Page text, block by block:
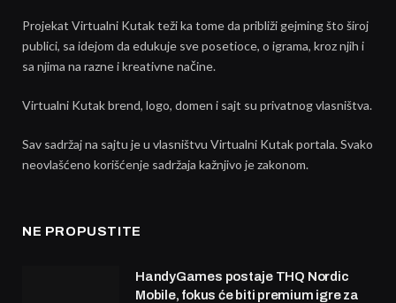
Projekat Virtualni Kutak teži ka tome da približi gejming što široj
publici, sa idejom da edukuje sve posetioce, o igrama, kroz njih i
sa njima na razne i kreativne načine.
Virtualni Kutak brend, logo, domen i sajt su privatnog vlasništva.
Sav sadržaj na sajtu je u vlasništvu Virtualni Kutak portala. Svako
neovlašćeno korišćenje sadržaja kažnjivo je zakonom.
NE PROPUSTITE
HandyGames postaje THQ Nordic
Mobile, fokus će biti premium igre za